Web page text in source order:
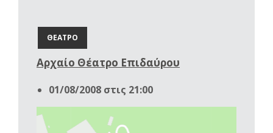
ΘΕΑΤΡΟ
Αρχαίο Θέατρο Επιδαύρου
01/08/2008 στις 21:00